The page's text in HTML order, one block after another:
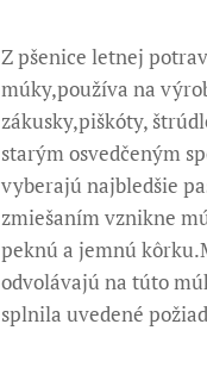
Z pšenice letnej
múky,používa na
zákusky,piškóty,
starým osvedčeným
vyberajú najbledšie
zmiešaním vznikne
peknú a jemnú
odvolávajú na túto
splnila uvedené